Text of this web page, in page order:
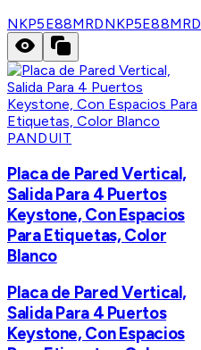
NKP5E88MRDNKP5E88MRD
PANDUIT
Placa de Pared Vertical,
Salida Para 4 Puertos
Keystone, Con Espacios
Para Etiquetas, Color
Blanco
Placa de Pared Vertical,
Salida Para 4 Puertos
Keystone, Con Espacios